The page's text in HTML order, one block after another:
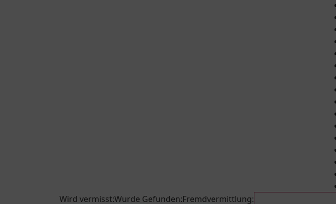
Wird vermisst:Wurde Gefunden:Fremdvermittlung: